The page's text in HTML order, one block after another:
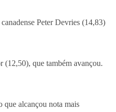
Peter Devries (14,83)
(12,50), que também avançou.
que alcançou nota mais